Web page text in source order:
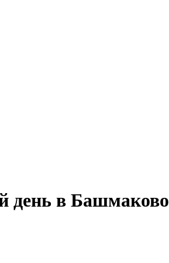
день в Башмаково